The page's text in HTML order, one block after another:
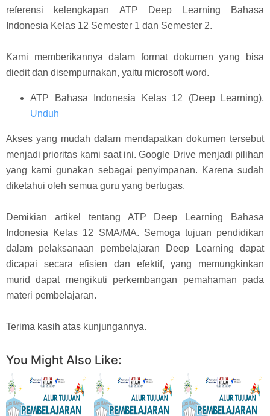
referensi kelengkapan ATP Deep Learning Bahasa
Indonesia Kelas 12 Semester 1 dan Semester 2.
Kami memberikannya dalam format dokumen yang bisa
diedit dan disempurnakan, yaitu microsoft word.
ATP Bahasa Indonesia Kelas 12 (Deep Learning),
Unduh
Akses yang mudah dalam mendapatkan dokumen tersebut
menjadi prioritas kami saat ini. Google Drive menjadi pilihan
yang kami gunakan sebagai penyimpanan. Karena sudah
diketahui oleh semua guru yang bertugas.
Demikian artikel tentang ATP Deep Learning Bahasa
Indonesia Kelas 12 SMA/MA. Semoga tujuan pendidikan
dalam pelaksanaan pembelajaran Deep Learning dapat
dicapai secara efisien dan efektif, yang memungkinkan
murid dapat mengikuti perkembangan pemahaman pada
materi pembelajaran.
Terima kasih atas kunjungannya.
You Might Also Like: